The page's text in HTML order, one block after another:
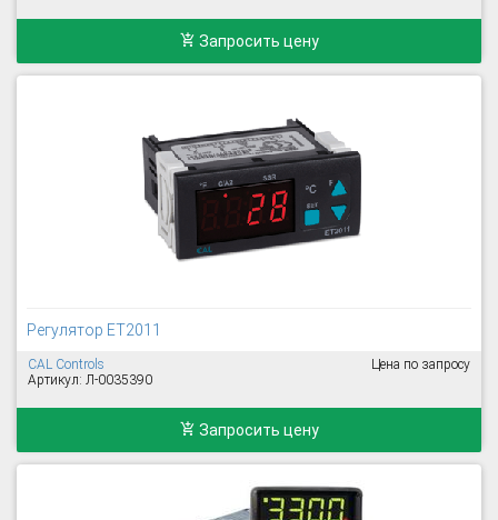
Запросить цену
Регулятор ET2011
CAL Controls
Артикул: Л-0035390
Цена по запросу
Запросить цену